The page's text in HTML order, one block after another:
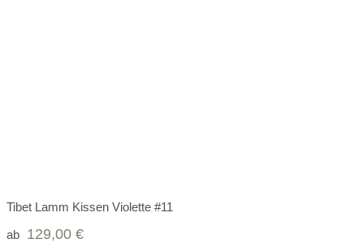
Tibet Lamm Kissen Violette #11
ab 129,00€